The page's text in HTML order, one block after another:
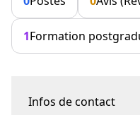
1Formation
Infos de contact